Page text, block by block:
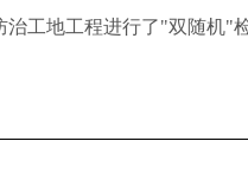
工地工程进行了"双随机"